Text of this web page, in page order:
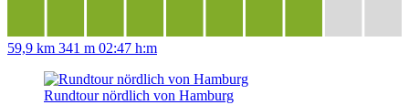
59,9 km 341 m 02:47 h:m
Rundtour nördlich von Hamburg